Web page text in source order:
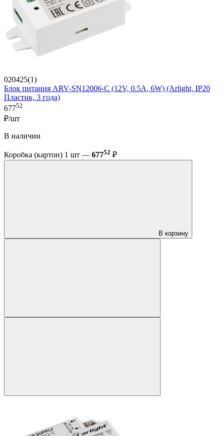
020425(1)
Блок питания ARV-SN12006-C (12V, 0.5A, 6W) (Arlight, IP20
Пластик, 3 года)
67752
₽/шт
В наличии
Коробка (картон) 1 шт — 67752 ₽
В корзину